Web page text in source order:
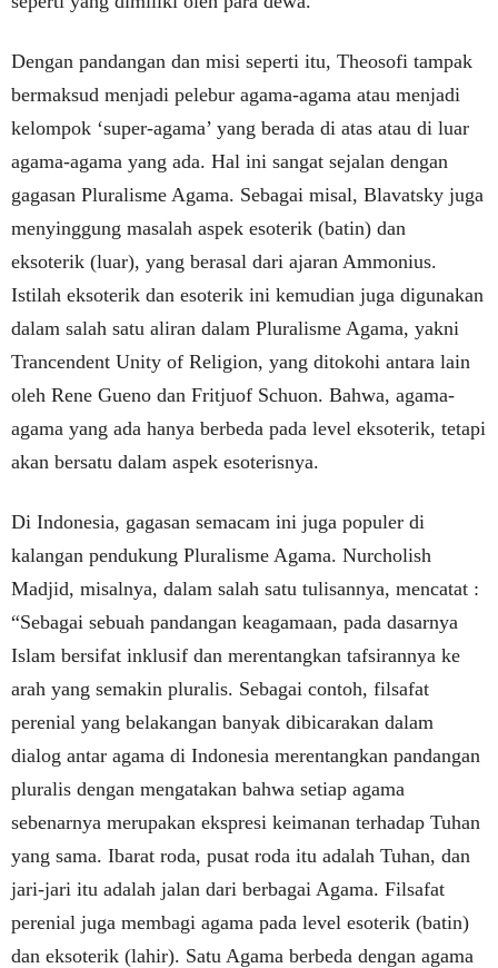
Dengan pandangan dan misi seperti itu, Theosofi tampak
bermaksud menjadi pelebur agama-agama atau menjadi
kelompok ‘super-agama’ yang berada di atas atau di luar
agama-agama yang ada. Hal ini sangat sejalan dengan
gagasan Pluralisme Agama. Sebagai misal, Blavatsky juga
menyinggung masalah aspek esoterik (batin) dan
eksoterik (luar), yang berasal dari ajaran Ammonius.
Istilah eksoterik dan esoterik ini kemudian juga digunakan
dalam salah satu aliran dalam Pluralisme Agama, yakni
Trancendent Unity of Religion, yang ditokohi antara lain
oleh Rene Gueno dan Fritjuof Schuon. Bahwa, agama-
agama yang ada hanya berbeda pada level eksoterik, tetapi
akan bersatu dalam aspek esoterisnya.
Di Indonesia, gagasan semacam ini juga populer di
kalangan pendukung Pluralisme Agama. Nurcholish
Madjid, misalnya, dalam salah satu tulisannya, mencatat :
“Sebagai sebuah pandangan keagamaan, pada dasarnya
Islam bersifat inklusif dan merentangkan tafsirannya ke
arah yang semakin pluralis. Sebagai contoh, filsafat
perenial yang belakangan banyak dibicarakan dalam
dialog antar agama di Indonesia merentangkan pandangan
pluralis dengan mengatakan bahwa setiap agama
sebenarnya merupakan ekspresi keimanan terhadap Tuhan
yang sama. Ibarat roda, pusat roda itu adalah Tuhan, dan
jari-jari itu adalah jalan dari berbagai Agama. Filsafat
perenial juga membagi agama pada level esoterik (batin)
dan eksoterik (lahir). Satu Agama berbeda dengan agama